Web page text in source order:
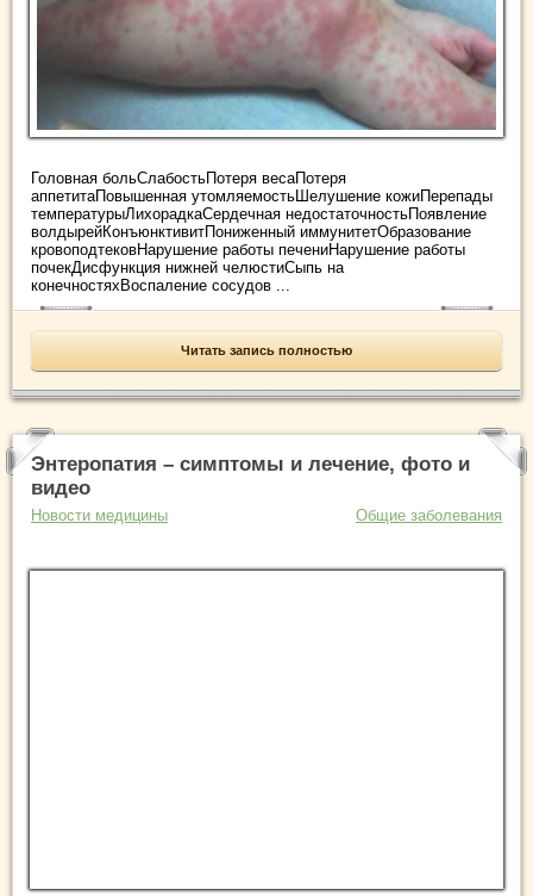
Головная больСлабостьПотеря весаПотеря
аппетитаПовышенная утомляемостьШелушение кожиПерепады
температурыЛихорадкаСердечная недостаточностьПоявление
волдырейКонъюнктивитПониженный иммунитетОбразование
кровоподтековНарушение работы печениНарушение работы
почекДисфункция нижней челюстиСыпь на
конечностяхВоспаление сосудов ...
Читать запись полностью
Энтеропатия – симптомы и лечение, фото и
видео
Новости медицины Общие заболевания